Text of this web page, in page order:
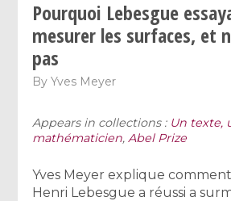
Pourquoi Lebesgue
mesurer les surfaces, et
pas
ByYves Meyer
Appears in collections : Un texte,
mathématicien,Abel Prize
Yves Meyer explique
Henri Lebesgue a réussi a